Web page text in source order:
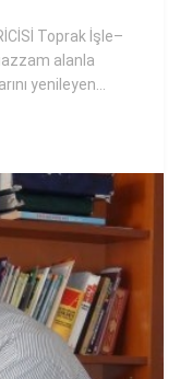
Toprak İşle–
alanla
yenileyen...